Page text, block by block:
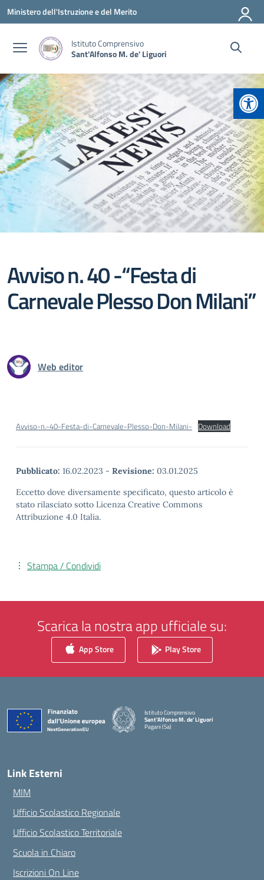
Vai ai contenuti
Vai al menu di navigazione
Vai al footer
Ministero dell'Istruzione e del Merito
Istituto Comprensivo
Sant'Alfonso M. de' Liguori
Avviso n. 40 -“Festa di
Carnevale Plesso Don Milani”
Web editor
Avviso-n.-40-Festa-di-Carnevale-Plesso-Don-Milani- Download
Pubblicato: 16.02.2023 - Revisione: 03.01.2025
Eccetto dove diversamente specificato, questo articolo è
stato rilasciato sotto Licenza Creative Commons
Attribuzione 4.0 Italia.
Stampa / Condividi
Scarica la nostra app ufficiale su:
App Store Play Store
Istituto Comprensivo
Sant'Alfonso M. de' Liguori
Pagani (Sa)
— Visita la pagina iniziale della scuola
Link Esterni
MIM
Ufficio Scolastico Regionale
Ufficio Scolastico Territoriale
Scuola in Chiaro
Iscrizioni On Line